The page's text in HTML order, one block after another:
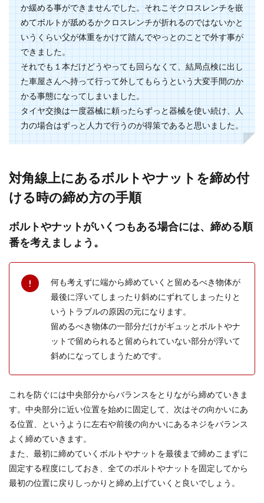
着物を楽しみたい女性にとって、一般の着物専門
店よりも安く購入できるオークションはとても魅
力的に映るで...
か緩める事ができませんでした。それこそクロスレンチを嵌
めてボルトが舐めるかクロスレンチが折れるのではないかと
いうくらい父が体重をかけて踏んでやっとのことで外す事が
できました。
それでも１本だけどうやっても回らなくて、結局点検に出し
た車屋さんへ持って行って外してもらうという大変手間のか
かる事態になってしまいました。
タイヤ交換は一度器械に頼ったらずっと器械を使い続け、人
力の場合はずっと人力で行うのが得策であると思いました。
対角線上にあるボルトやナットを締め付
ける時の締め方の手順
ボルトやナットがいくつもある場合には、締める順
番を考えましょう。
何も考えずに端から締めていくと留めるべき物体が
最後に浮いてしまったり斜めにずれてしまったりと
いうトラブルの原因の元になります。
留めるべき物体の一部分だけがギュッとボルトやナ
ットで留められると留められていない部分が浮いて
斜めになってしまうためです。
これを防ぐには中央部分からバランスをとりながら締めていきま
す。中央部分に近い位置を始めに固定して、次はその向かいにあ
る位置、というように左右や前後の向かいにあるネジをバランス
よく締めていきます。
また、最初に締めていくボルトやナットを最後まで締めこまずに
固定する程度にしておき、全てのボルトやナットを固定してから
最初の位置に戻りしっかりと締め上げていくと良いでしょう。